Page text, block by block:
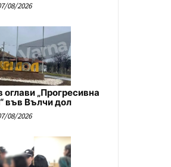
08/2026
„Прогресивна
във Вълчи дол
08/2026